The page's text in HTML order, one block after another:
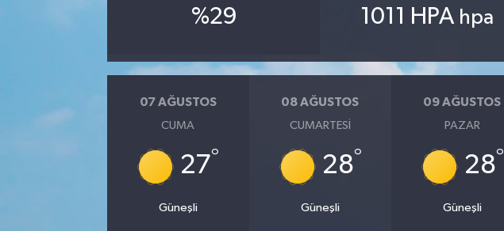
%29 1011 HPA hpa
07 AĞUSTOS
CUMA
27°
Güneşli
08 AĞUSTOS
CUMARTESI
28°
Güneşli
09 AĞUSTOS
PAZAR
28°
Güneşli